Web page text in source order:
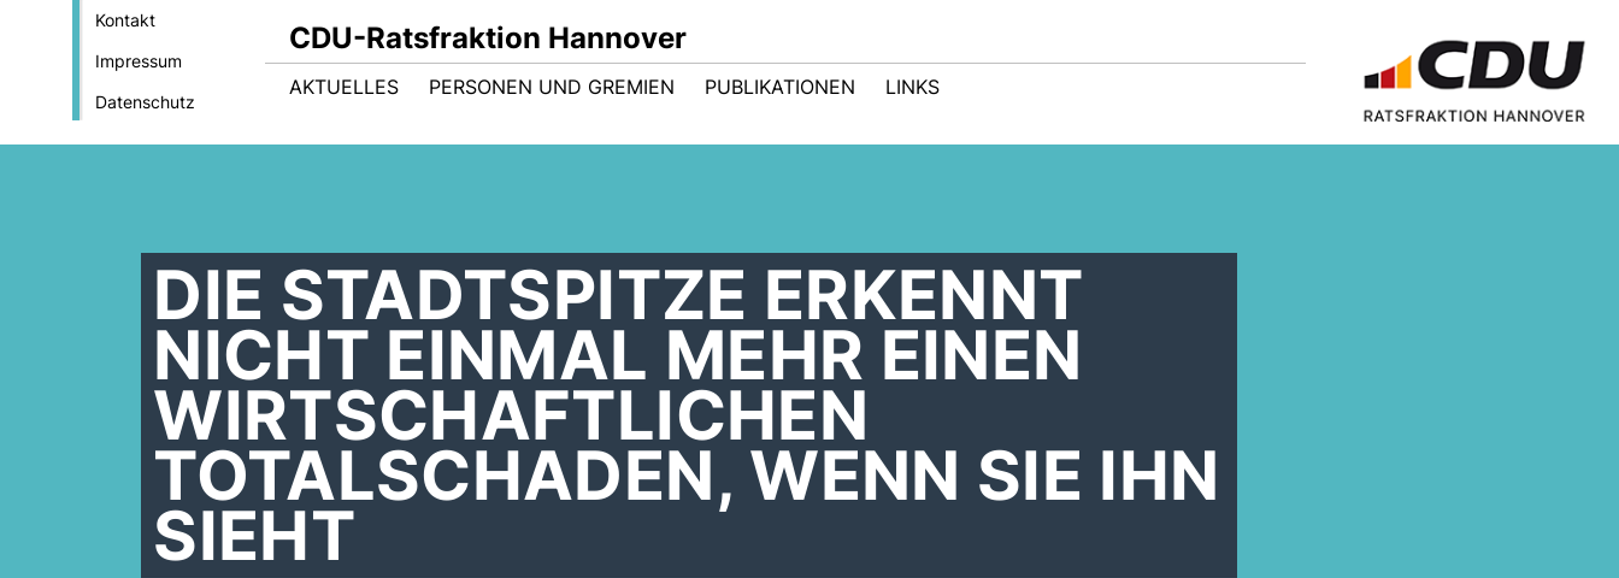
Kontakt
Impressum
Datenschutz
CDU-Ratsfraktion Hannover
AKTUELLES PERSONEN UND GREMIEN PUBLIKATIONEN LINKS
DIE STADTSPITZE ERKENNT
NICHT EINMAL MEHR EINEN
WIRTSCHAFTLICHEN
TOTALSCHADEN, WENN SIE IHN
SIEHT